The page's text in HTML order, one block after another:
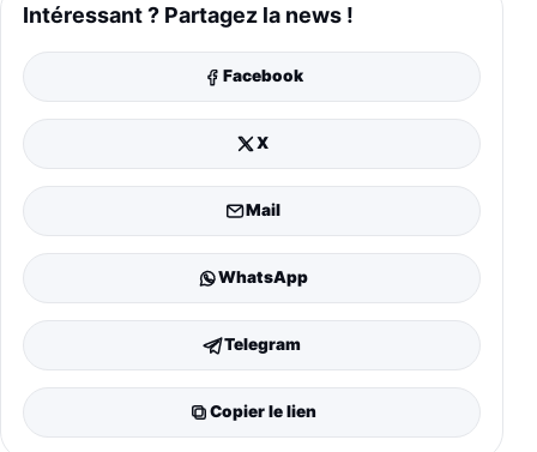
Intéressant ? Partagez la news !
Facebook
X
Mail
WhatsApp
Telegram
Copier le lien